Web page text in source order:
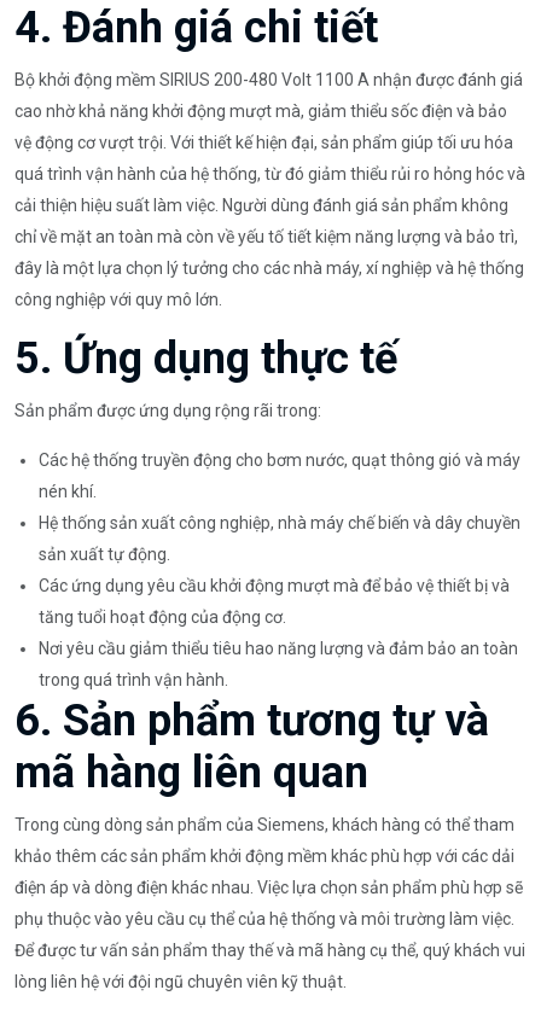
4. Đánh giá chi tiết
Bộ khởi động mềm SIRIUS 200-480 Volt 1100 A nhận được đánh giá
cao nhờ khả năng khởi động mượt mà, giảm thiểu sốc điện và bảo
vệ động cơ vượt trội. Với thiết kế hiện đại, sản phẩm giúp tối ưu hóa
quá trình vận hành của hệ thống, từ đó giảm thiểu rủi ro hỏng hóc và
cải thiện hiệu suất làm việc. Người dùng đánh giá sản phẩm không
chỉ về mặt an toàn mà còn về yếu tố tiết kiệm năng lượng và bảo trì,
đây là một lựa chọn lý tưởng cho các nhà máy, xí nghiệp và hệ thống
công nghiệp với quy mô lớn.
5. Ứng dụng thực tế
Sản phẩm được ứng dụng rộng rãi trong:
Các hệ thống truyền động cho bơm nước, quạt thông gió và máy
nén khí.
Hệ thống sản xuất công nghiệp, nhà máy chế biến và dây chuyền
sản xuất tự động.
Các ứng dụng yêu cầu khởi động mượt mà để bảo vệ thiết bị và
tăng tuổi hoạt động của động cơ.
Nơi yêu cầu giảm thiểu tiêu hao năng lượng và đảm bảo an toàn
trong quá trình vận hành.
6. Sản phẩm tương tự và
mã hàng liên quan
Trong cùng dòng sản phẩm của Siemens, khách hàng có thể tham
khảo thêm các sản phẩm khởi động mềm khác phù hợp với các dải
điện áp và dòng điện khác nhau. Việc lựa chọn sản phẩm phù hợp sẽ
phụ thuộc vào yêu cầu cụ thể của hệ thống và môi trường làm việc.
Để được tư vấn sản phẩm thay thế và mã hàng cụ thể, quý khách vui
lòng liên hệ với đội ngũ chuyên viên kỹ thuật.